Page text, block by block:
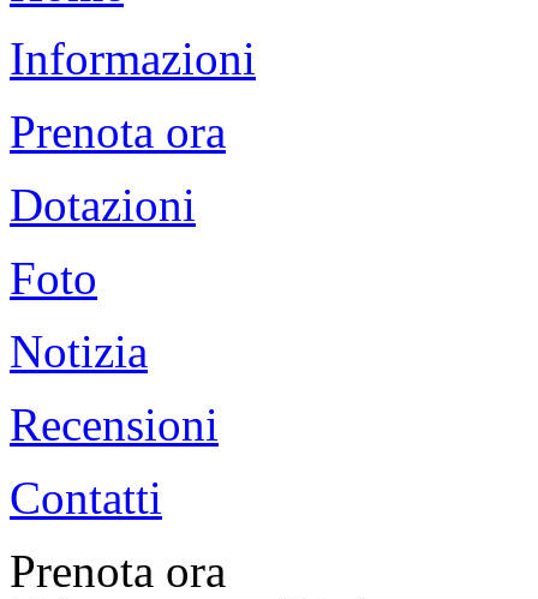
Informazioni
Prenota ora
Dotazioni
Foto
Notizia
Recensioni
Contatti
Prenota ora